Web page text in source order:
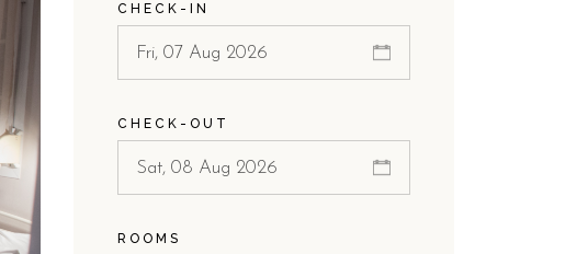
CHECK-IN
CHECK-OUT
ROOMS